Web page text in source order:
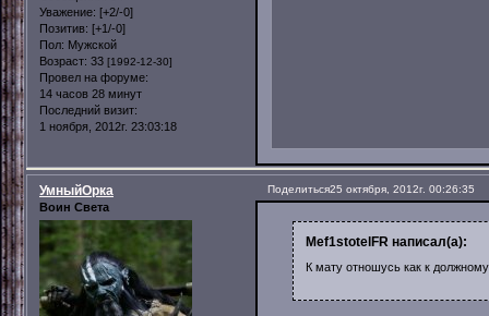
Уважение: [+2/-0]
Позитив: [+1/-0]
Пол: Мужской
Возраст: 33 [1992-12-30]
Провел на форуме:
14 часов 28 минут
Последний визит:
1 ноября, 2012г. 23:03:18
Поделиться25 октября, 2012г. 00:26:35
УмныйОрка
Воин Света
Mef1stotelFR написал(а):
К мату отношусь как к